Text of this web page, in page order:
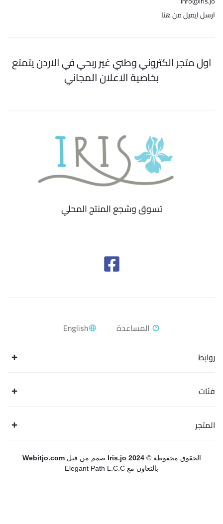
ارسل ايميل من هنا
اول متجر الكتروني وطني غير ربحي في الاردن يتمتع
بخاصية الاعلان المجاني
تسوق وشجع المنتج المحلي
English
روابط
فئات
المتجر
الحقوق محفوظة ©Iris.jo 2024 صمم من قبلWebitjo.com
بالتعاون مع Elegant Path L.C.C